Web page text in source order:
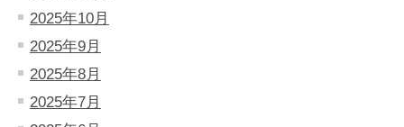
2025年10月
2025年9月
2025年8月
2025年7月